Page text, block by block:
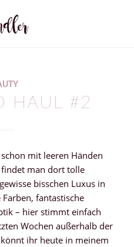
HAUL #2
mit leeren Händen
man dort tolle
bisschen Luxus in
fantastische
– hier stimmt einfach
Wochen außerhalb der
ihr heute in meinem